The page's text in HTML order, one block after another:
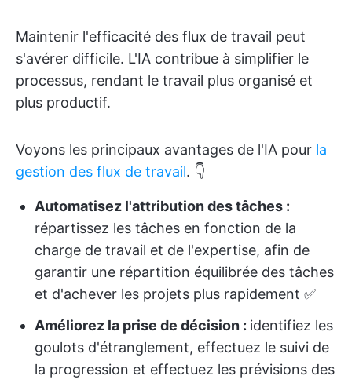
Maintenir l'efficacité des flux de travail peut
s'avérer difficile. L'IA contribue à simplifier le
processus, rendant le travail plus organisé et
plus productif.
Voyons les principaux avantages de l'IA pour la
gestion des flux de travail. 👇
Automatisez l'attribution des tâches :
répartissez les tâches en fonction de la
charge de travail et de l'expertise, afin de
garantir une répartition équilibrée des tâches
et d'achever les projets plus rapidement ✅
Améliorez la prise de décision : identifiez les
goulots d'étranglement, effectuez le suivi de
la progression et effectuez les prévisions des